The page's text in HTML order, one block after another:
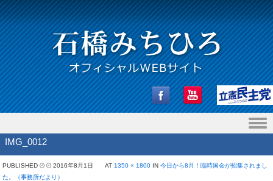
Skip to content
IMG_0012
PUBLISHED 2016年8月1日 AT 1350 × 1800 IN 今日から8月！臨時国会が招集されまし
た。（事務所だより）